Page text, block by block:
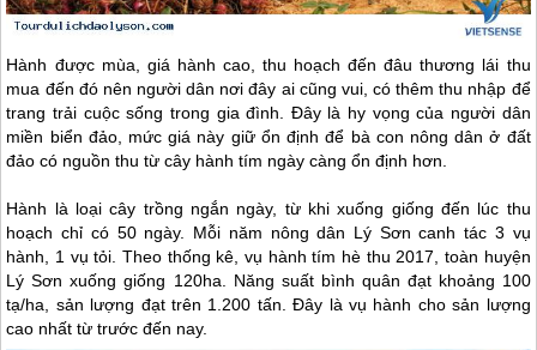
Hành được mùa, giá hành cao, thu hoạch đến đâu thương lái thu
mua đến đó nên người dân nơi đây ai cũng vui, có thêm thu nhập để
trang trải cuộc sống trong gia đình. Đây là hy vọng của người dân
miền biển đảo, mức giá này giữ ổn định để bà con nông dân ở đất
đảo có nguồn thu từ cây hành tím ngày càng ổn định hơn.
Hành là loại cây trồng ngắn ngày, từ khi xuống giống đến lúc thu
hoạch chỉ có 50 ngày. Mỗi năm nông dân Lý Sơn canh tác 3 vụ
hành, 1 vụ tỏi. Theo thống kê, vụ hành tím hè thu 2017, toàn huyện
Lý Sơn xuống giống 120ha. Năng suất bình quân đạt khoảng 100
tạ/ha, sản lượng đạt trên 1.200 tấn. Đây là vụ hành cho sản lượng
cao nhất từ trước đến nay.